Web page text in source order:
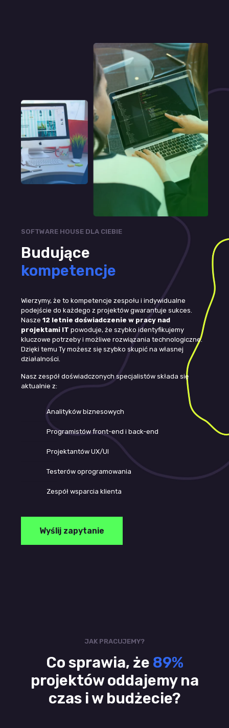
SOFTWARE HOUSE DLA CIEBIE
Budujące
kompetencje
Wierzymy, że to kompetencje zespołu i indywidualne
podejście do każdego z projektów gwarantuje sukces.
Nasze 12 letnie doświadczenie w pracy nad
projektami IT powoduje, że szybko identyfikujemy
kluczowe potrzeby i możliwe rozwiązania technologiczne.
Dzięki temu Ty możesz się szybko skupić na własnej
działalności.
Nasz zespół doświadczonych specjalistów składa się
aktualnie z:
Analityków biznesowych
Programistów front-end i back-end
Projektantów UX/UI
Testerów oprogramowania
Zespół wsparcia klienta
Wyślij zapytanie
JAK PRACUJEMY?
Co sprawia, że 89%
projektów oddajemy na
czas i w budżecie?